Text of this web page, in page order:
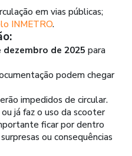
em vias públicas;
INMETRO.
dezembro de 2025 para
podem chegar
impedidos de circular.
já faz o uso da scooter
ficar por dentro
ou consequências